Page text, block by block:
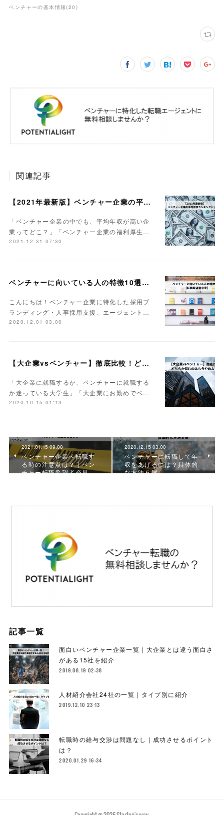
ベンチャーの基本情報(20 )
関連記事
【2021年最新版】ベンチャー企業の平均年収ランキング｜トップ10
「ベンチャー企業の中でも、平均年収が高い企
業ってどこ？」「ベンチャー企業の福利厚生…
2021.12.31 07:30
ベンチャーに向いている人の特徴10選【転職希望者必見】
こんにちは！ベンチャー企業に特化した採用ブ
ランディング・人事採用支援、エージェント…
2020.12.01 03:00
【大企業vsベンチャー】徹底比較！どちらか悩むのはもうやめよう。
「大企業に就職するか、ベンチャーに就職する
か迷っている大学生」「大企業にお勤めでベ…
2020.10.15 01:13
2021.01.15 09:00
ベンチャー企業へ転職す
る時の注意点は？｜ベン
チャー転職希望者必見
2020.12.15 03:00
ベンチャーに転職して年
収をあげるには？具体的
な方法５選
記事一覧
面白いベンチャー企業一覧｜大企業とは違う面白さ
がある15社を紹介
2019.08.19 02:38
人材紹介会社24社の一覧｜タイプ別に紹介
2019.12.10 23:13
転職時の給与交渉は問題なし｜成功させるポイント
は？
2020.01.29 16:34